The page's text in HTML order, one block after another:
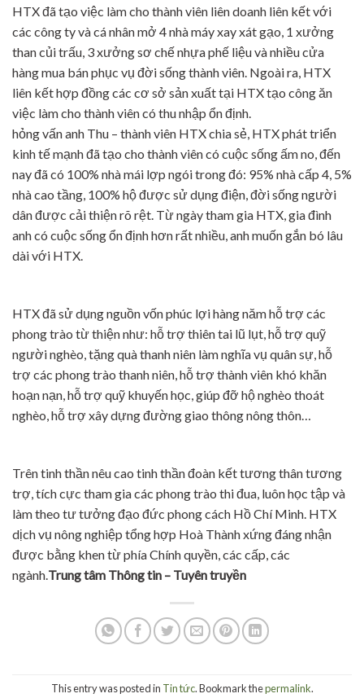
HTX đã tạo việc làm cho thành viên liên doanh liên kết với
các công ty và cá nhân mở 4 nhà máy xay xát gạo, 1 xưởng
than củi trấu, 3 xưởng sơ chế nhựa phế liệu và nhiều cửa
hàng mua bán phục vụ đời sống thành viên. Ngoài ra, HTX
liên kết hợp đồng các cơ sở sản xuất tại HTX tạo công ăn
việc làm cho thành viên có thu nhập ổn định.
hỏng vấn anh Thu – thành viên HTX chia sẻ, HTX phát triển
kinh tế mạnh đã tạo cho thành viên có cuộc sống ấm no, đến
nay đã có 100% nhà mái lợp ngói trong đó: 95% nhà cấp 4, 5%
nhà cao tầng, 100% hộ được sử dụng điện, đời sống người
dân được cải thiện rõ rệt. Từ ngày tham gia HTX, gia đình
anh có cuộc sống ổn định hơn rất nhiều, anh muốn gắn bó lâu
dài với HTX.
HTX đã sử dụng nguồn vốn phúc lợi hàng năm hỗ trợ các
phong trào từ thiện như: hỗ trợ thiên tai lũ lụt, hỗ trợ quỹ
người nghèo, tặng quà thanh niên làm nghĩa vụ quân sự, hỗ
trợ các phong trào thanh niên, hỗ trợ thành viên khó khăn
hoạn nạn, hỗ trợ quỹ khuyến học, giúp đỡ hộ nghèo thoát
nghèo, hỗ trợ xây dựng đường giao thông nông thôn…
Trên tinh thần nêu cao tinh thần đoàn kết tương thân tương
trợ, tích cực tham gia các phong trào thi đua, luôn học tập và
làm theo tư tưởng đạo đức phong cách Hồ Chí Minh. HTX
dịch vụ nông nghiệp tổng hợp Hoà Thành xứng đáng nhận
được bằng khen từ phía Chính quyền, các cấp, các
ngành. Trung tâm Thông tin – Tuyên truyền
This entry was posted in Tin tức. Bookmark thepermalink.